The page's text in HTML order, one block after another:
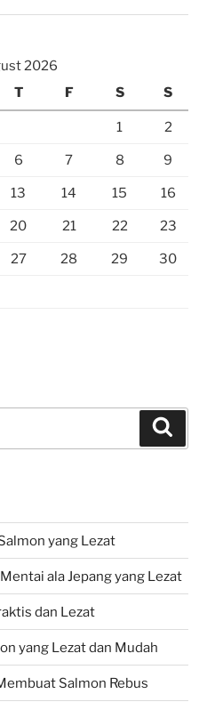
2026
T F S S
1 2
6 7 8 9
13 14 15 16
20 21 22 23
27 28 29 30
yang Lezat
ala Jepang yang Lezat
dan Lezat
yang Lezat dan Mudah
Salmon Rebus